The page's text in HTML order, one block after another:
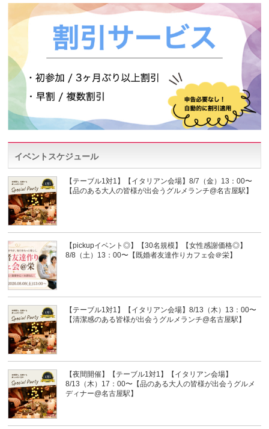
イベントスケジュール
【テーブル1対1】【イタリアン会場】8/7（金）13：00〜
【品のある大人の皆様が出会うグルメランチ@名古屋駅】
【pickupイベント◎】【30名規模】【女性感謝価格◎】
8/8（土）13：00〜【既婚者友達作りカフェ会＠栄】
【テーブル1対1】【イタリアン会場】8/13（木）13：00〜
【清潔感のある皆様が出会うグルメランチ@名古屋駅】
【夜間開催】【テーブル1対1】【イタリアン会場】
8/13（木）17：00〜【品のある大人の皆様が出会うグルメ
ディナー@名古屋駅】